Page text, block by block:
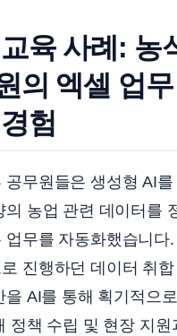
육 사례: 농
의 엑셀 업
험
공무원들은 생성형 AI를
의 농업 관련 데이터를
업무를 자동화했습니다
진행하던 데이터 취합
을 AI를 통해 획기적으
정책 수립 및 현장 지원